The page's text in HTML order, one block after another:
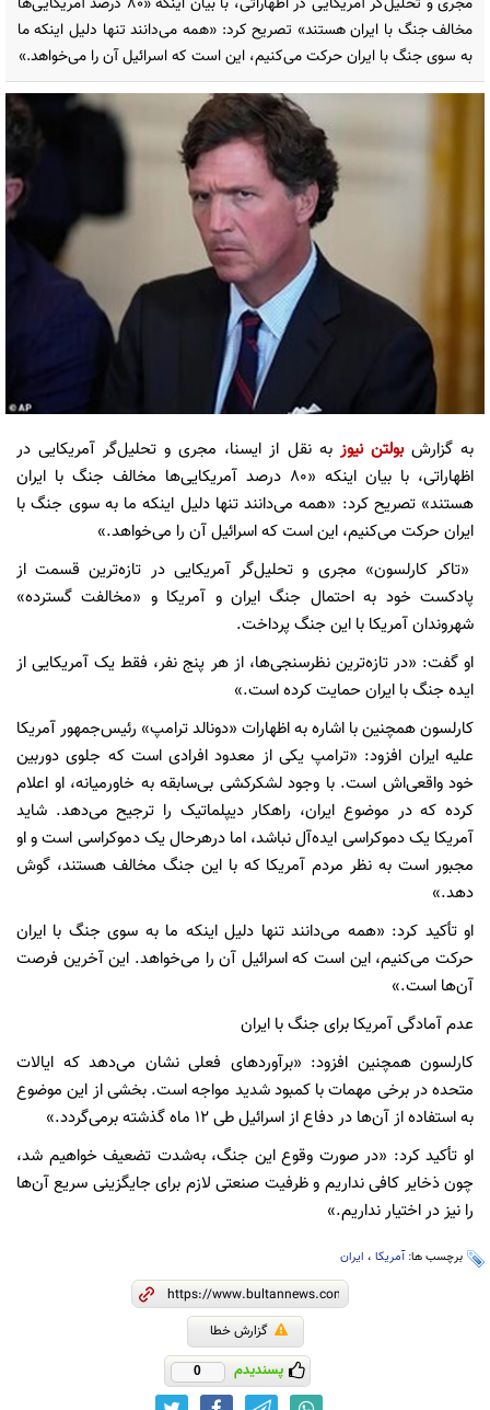
مخالف جنگ با ایران هستند» تصریح کرد: «همه می‌دانند تنها دلیل اینکه ما
به سوی جنگ با ایران حرکت می‌کنیم، این است که اسرائیل آن را می‌خواهد.»
به گزارشبولتن نیوز به نقل از ایسنا، مجری و تحلیل‌گر آمریکایی در
اظهاراتی، با بیان اینکه «۸۰ درصد آمریکایی‌ها مخالف جنگ با ایران
هستند» تصریح کرد: «همه می‌دانند تنها دلیل اینکه ما به سوی جنگ با
ایران حرکت می‌کنیم، این است که اسرائیل آن را می‌خواهد.»
«تاکر کارلسون» مجری و تحلیل‌گر آمریکایی در تازه‌ترین قسمت از
پادکست خود به احتمال جنگ ایران و آمریکا و «مخالفت گسترده»
شهروندان آمریکا با این جنگ پرداخت.
او گفت: «در تازه‌ترین نظرسنجی‌ها، از هر پنج نفر، فقط یک آمریکایی از
ایده جنگ با ایران حمایت کرده است.»
کارلسون همچنین با اشاره به اظهارات «دونالد ترامپ» رئیس‌جمهور آمریکا
علیه ایران افزود: «ترامپ یکی از معدود افرادی است که جلوی دوربین
خود واقعی‌اش است. با وجود لشکرکشی بی‌سابقه به خاورمیانه، او اعلام
کرده که در موضوع ایران، راهکار دیپلماتیک را ترجیح می‌دهد. شاید
آمریکا یک دموکراسی ایده‌آل نباشد، اما درهرحال یک دموکراسی است و او
مجبور است به نظر مردم آمریکا که با این جنگ مخالف هستند، گوش
دهد.»
او تأکید کرد: «همه می‌دانند تنها دلیل اینکه ما به سوی جنگ با ایران
حرکت می‌کنیم، این است که اسرائیل آن را می‌خواهد. این آخرین فرصت
آن‌ها است.»
عدم آمادگی آمریکا برای جنگ با ایران
کارلسون همچنین افزود: «برآوردهای فعلی نشان می‌دهد که ایالات
متحده در برخی مهمات با کمبود شدید مواجه است. بخشی از این موضوع
به استفاده از آن‌ها در دفاع از اسرائیل طی ۱۲ ماه گذشته برمی‌گردد.»
او تأکید کرد: «در صورت وقوع این جنگ، به‌شدت تضعیف خواهیم شد،
چون ذخایر کافی نداریم و ظرفیت صنعتی لازم برای جایگزینی سریع آن‌ها
را نیز در اختیار نداریم.»
برچسب ها:آمریکا ، ایران
گزارش خطا
پسندیدم 0